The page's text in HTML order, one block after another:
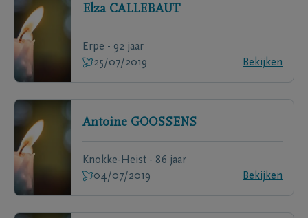
Elza CALLEBAUT
Erpe - 92 jaar
25/07/2019
Bekijken
Antoine GOOSSENS
Knokke-Heist - 86 jaar
04/07/2019
Bekijken